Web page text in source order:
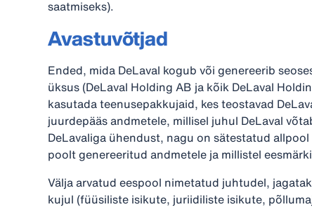
saatmiseks).
Avastuvõtjad
Ended, mida DeLaval kogub või genereerib
üksus (DeLaval Holding AB ja kõik DeLaval
kasutada teenusepakkujaid, kes teostavad
juurdepääs andmetele, millisel juhul DeLaval
DeLavaliga ühendust, nagu on sätestatud
poolt genereeritud andmetele ja millistel
Välja arvatud eespool nimetatud juhtudel,
kujul (füüsiliste isikute, juriidiliste isikute,